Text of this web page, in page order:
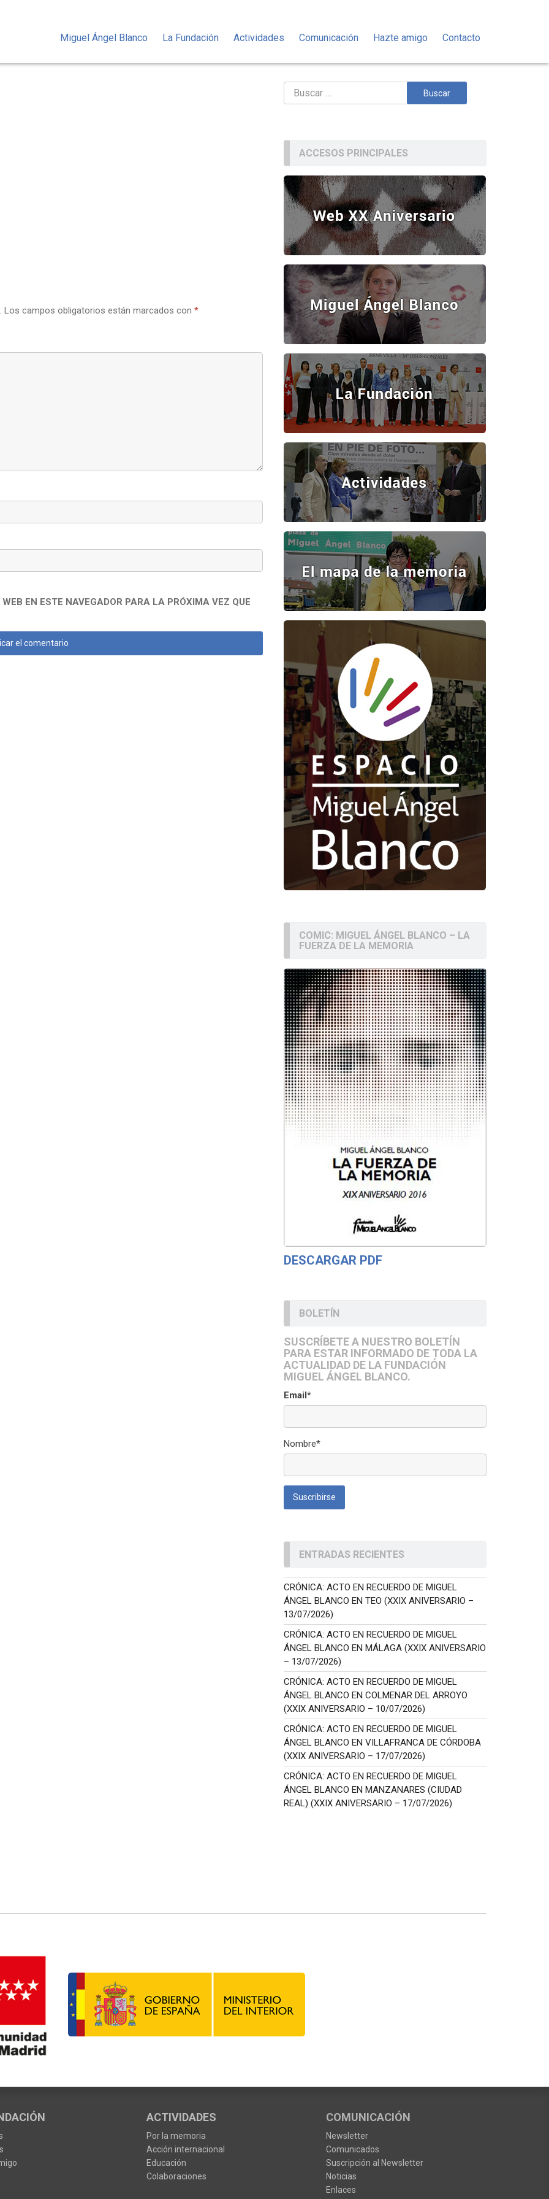
Miguel Ángel Blanco La Fundación Actividades Comunicación Hazte amigo Contacto
Los campos obligatorios están marcados con *
EN ESTE NAVEGADOR PARA LA PRÓXIMA VEZ QUE
Buscar:
ACCESOS PRINCIPALES
COMIC: MIGUEL ÁNGEL BLANCO – LA
FUERZA DE LA MEMORIA
DESCARGAR PDF
BOLETÍN
SUSCRÍBETE A NUESTRO BOLETÍN
PARA ESTAR INFORMADO DE TODA LA
ACTUALIDAD DE LA FUNDACIÓN
MIGUEL ÁNGEL BLANCO.
Email*
Nombre*
ENTRADAS RECIENTES
CRÓNICA: ACTO EN RECUERDO DE MIGUEL
ÁNGEL BLANCO EN TEO (XXIX ANIVERSARIO –
13/07/2026)
CRÓNICA: ACTO EN RECUERDO DE MIGUEL
ÁNGEL BLANCO EN MÁLAGA (XXIX ANIVERSARIO
– 13/07/2026)
CRÓNICA: ACTO EN RECUERDO DE MIGUEL
ÁNGEL BLANCO EN COLMENAR DEL ARROYO
(XXIX ANIVERSARIO – 10/07/2026)
CRÓNICA: ACTO EN RECUERDO DE MIGUEL
ÁNGEL BLANCO EN VILLAFRANCA DE CÓRDOBA
(XXIX ANIVERSARIO – 17/07/2026)
CRÓNICA: ACTO EN RECUERDO DE MIGUEL
ÁNGEL BLANCO EN MANZANARES (CIUDAD
REAL) (XXIX ANIVERSARIO – 17/07/2026)
ACTIVIDADES
Por la memoria
Acción internacional
Educación
Colaboraciones
COMUNICACIÓN
Newsletter
Comunicados
Suscripción al Newsletter
Noticias
Enlaces